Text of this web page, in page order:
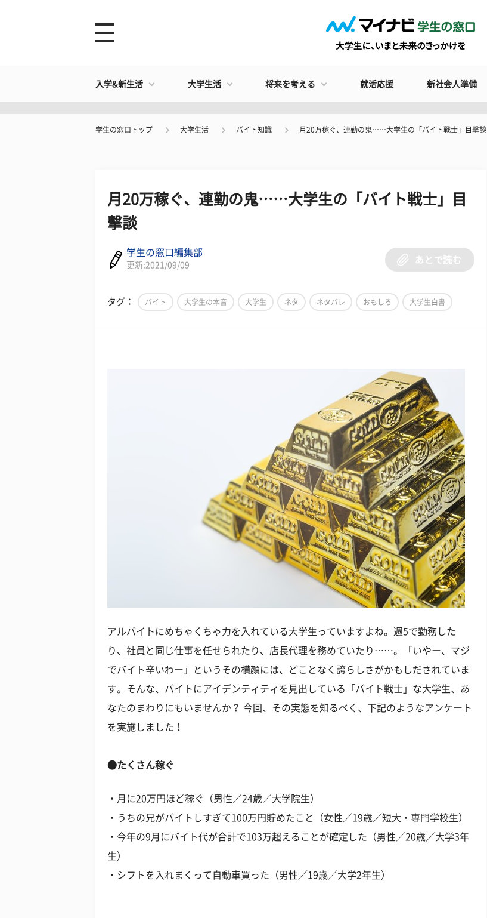
入学&新生活 大学生活 将来を考える 就活応援 新社会人準備
学生の窓口トップ 大学生活 バイト知識 月20万稼ぐ、連勤の鬼……大学生の「バイト戦士」目撃談
月20万稼ぐ、連勤の鬼……大学生の「バイト戦士」目
撃談
学生の窓口編集部
更新:2021/09/09
あとで読む
タグ： バイト 大学生の本音 大学生 ネタ ネタバレ おもしろ 大学生白書
アルバイトにめちゃくちゃ力を入れている大学生っていますよね。週5で勤務した
り、社員と同じ仕事を任せられたり、店長代理を務めていたり……。「いやー、マジ
でバイト辛いわー」というその横顔には、どことなく誇らしさがかもしだされていま
す。そんな、バイトにアイデンティティを見出している「バイト戦士」な大学生、あ
なたのまわりにもいませんか？ 今回、その実態を知るべく、下記のようなアンケート
を実施しました！
●たくさん稼ぐ
・月に20万円ほど稼ぐ（男性／24歳／大学院生）
・うちの兄がバイトしすぎて100万円貯めたこと（女性／19歳／短大・専門学校生）
・今年の9月にバイト代が合計で103万超えることが確定した（男性／20歳／大学3年
生）
・シフトを入れまくって自動車買った（男性／19歳／大学2年生）